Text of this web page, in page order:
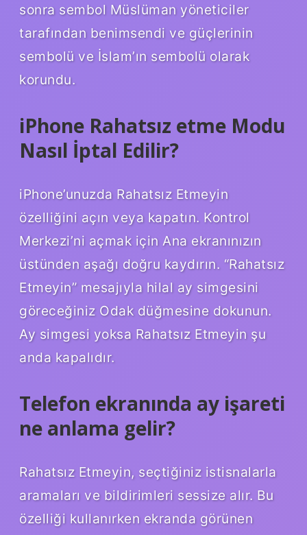
sonra sembol Müslüman yöneticiler
tarafından benimsendi ve güçlerinin
sembolü ve İslam’ın sembolü olarak
korundu.
iPhone Rahatsız etme Modu
Nasıl İptal Edilir?
iPhone’unuzda Rahatsız Etmeyin
özelliğini açın veya kapatın. Kontrol
Merkezi’ni açmak için Ana ekranınızın
üstünden aşağı doğru kaydırın. “Rahatsız
Etmeyin” mesajıyla hilal ay simgesini
göreceğiniz Odak düğmesine dokunun.
Ay simgesi yoksa Rahatsız Etmeyin şu
anda kapalıdır.
Telefon ekranında ay işareti
ne anlama gelir?
Rahatsız Etmeyin, seçtiğiniz istisnalarla
aramaları ve bildirimleri sessize alır. Bu
özelliği kullanırken ekranda görünen